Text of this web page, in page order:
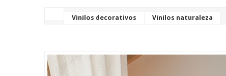
Vinilos decorativos Vinilos naturaleza